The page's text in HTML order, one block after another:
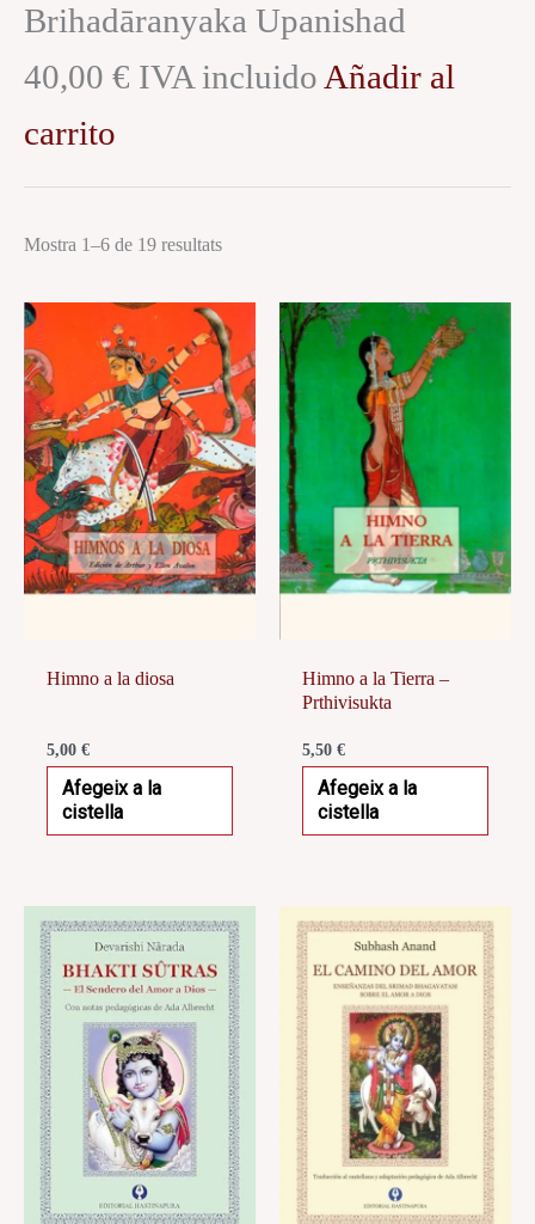
Brihadāranyaka Upanishad
40,00 € IVA incluido Añadir al
carrito
Mostra 1–6 de 19 resultats
Himno a la diosa
5,00€
Afegeix a la
cistella
Himno a la Tierra –
Prthivisukta
5,50€
Afegeix a la
cistella